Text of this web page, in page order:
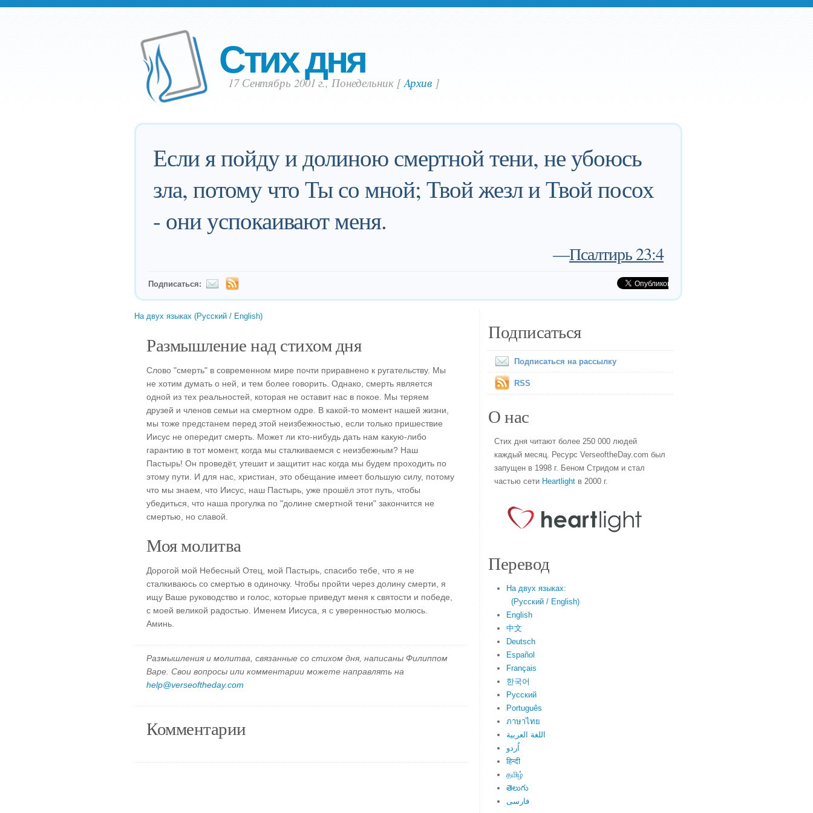
Стих дня
17 Сентябрь 2001 г., Понедельник [Aрхив ]
Если я пойду и долиною смертной тени, не убоюсь
зла, потому что Ты со мной; Твой жезл и Твой посох
- они успокаивают меня.
—Псалтирь 23:4
Подписаться:
На двух языках (Русский / English)
Размышление над стихом дня
Слово "смерть" в современном мире почти приравнено к ругательству. Мы
не хотим думать о ней, и тем более говорить. Однако, смерть является
одной из тех реальностей, которая не оставит нас в покое. Мы теряем
друзей и членов семьи на смертном одре. В какой-то момент нашей жизни,
мы тоже предстанем перед этой неизбежностью, если только пришествие
Иисус не опередит смерть. Может ли кто-нибудь дать нам какую-либо
гарантию в тот момент, когда мы сталкиваемся с неизбежным? Наш
Пастырь! Он проведёт, утешит и защитит нас когда мы будем проходить по
этому пути. И для нас, христиан, это обещание имеет большую силу, потому
что мы знаем, что Иисус, наш Пастырь, уже прошёл этот путь, чтобы
убедиться, что наша прогулка по "долине смертной тени" закончится не
смертью, но славой.
Моя молитва
Дорогой мой Небесный Отец, мой Пастырь, спасибо тебе, что я не
сталкиваюсь со смертью в одиночку. Чтобы пройти через долину смерти, я
ищу Ваше руководство и голос, которые приведут меня к святости и победе,
с моей великой радостью. Именем Иисуса, я с уверенностью молюсь.
Аминь.
Размышления и молитва, связанные со стихом дня, написаны Филиппом
Варе. Свои вопросы или комментарии можете направлять на
help@verseoftheday.com
Комментарии
Подписаться
Подписаться на рассылку
RSS
О нас
Стих дня читают более 250 000 людей
каждый месяц. Ресурс VerseoftheDay.com был
запущен в 1998 г. Беном Стридом и стал
частью сети Heartlight в 2000 г.
Перевод
На двух языках:
(Русский / English)
English
中文
Deutsch
Español
Français
한국어
Русский
Português
ภาษาไทย
اللغة العربية
اُردو
हिन्दी
தமிழ்
తెలుగు
فارسی